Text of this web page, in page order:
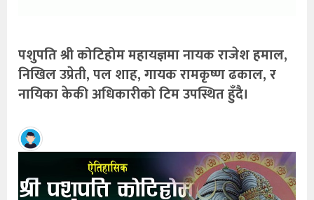
पशुपति श्री कोटिहोम महायज्ञमा नायक राजेश हमाल,
निखिल उप्रेती, पल शाह, गायक रामकृष्ण ढकाल, र
नायिका केकी अधिकारीको टिम उपस्थित हुँदै।
हेर्ने
खबर